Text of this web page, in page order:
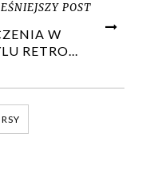
POST
W
RETRO...